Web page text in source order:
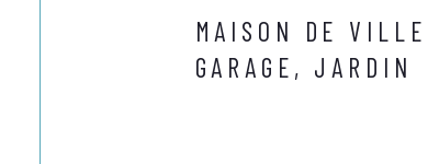
MAISON DE
GARAGE, JARDIN